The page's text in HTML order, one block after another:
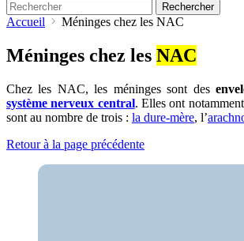
Rechercher
Accueil Méninges chez les NAC
Méninges chez les NAC
Chez les NAC, les méninges sont des
système nerveux central. Elles ont
sont au nombre de trois : la dure-mère, l’
Retour à la page précédente